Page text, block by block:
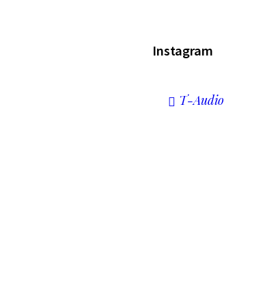
Instagram
T-Audio